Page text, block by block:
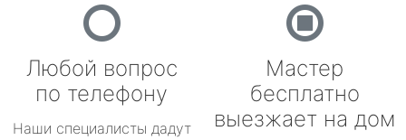
Любой вопрос
по телефону
Наши специалисты дадут
Мастер
бесплатно
выезжает на дом